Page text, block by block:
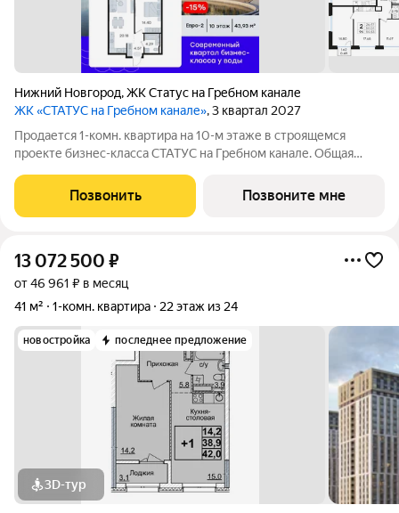
Нижний Новгород,ЖК Статус на Гребном канале
ЖК «СТАТУС на Гребном канале», 3 квартал 2027
Продается 1-комн. квартира на 10-м этаже в строящемся
проекте бизнес-класса СТАТУС на Гребном канале. Общая
отведено под жилую и 20,18 кв. м под кухонную зону. Номер
квартиры - 97.
Позвонить Позвоните мне
13 072 500 ₽
от 46 961 ₽ в месяц
41 м²
1-комн. квартира 22 этаж из 24
новостройка последнее предложение
3D-тур